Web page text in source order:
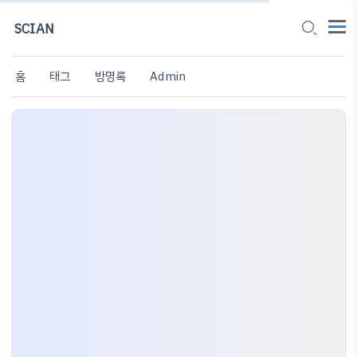
SCIAN
홈 태그 방명록 Admin